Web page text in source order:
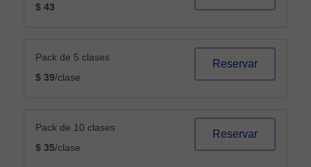
$ 43
Pack de 5 clases
$ 39/clase
Reservar
Pack de 10 clases
$ 35/clase
Reservar